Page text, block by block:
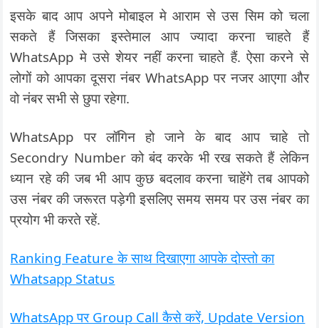
इसके बाद आप अपने मोबाइल मे आराम से उस सिम को चला
सकते हैं जिसका इस्तेमाल आप ज्यादा करना चाहते हैं
WhatsApp मे उसे शेयर नहीं करना चाहते हैं. ऐसा करने से
लोगों को आपका दूसरा नंबर WhatsApp पर नजर आएगा और
वो नंबर सभी से छुपा रहेगा.
WhatsApp पर लॉगिन हो जाने के बाद आप चाहे तो
Secondry Number को बंद करके भी रख सकते हैं लेकिन
ध्यान रहे की जब भी आप कुछ बदलाव करना चाहेंगे तब आपको
उस नंबर की जरूरत पड़ेगी इसलिए समय समय पर उस नंबर का
प्रयोग भी करते रहें.
Ranking Feature के साथ दिखाएगा आपके दोस्तो का
Whatsapp Status
WhatsApp पर Group Call कैसे करें, Update Version